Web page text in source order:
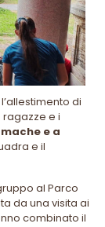
di
ragazze e i
e a
e il
al Parco
da una visita ai
combinato il